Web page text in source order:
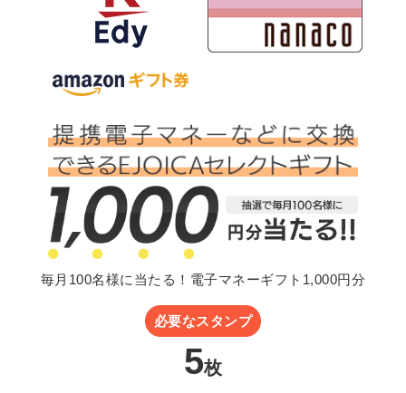
毎月100名様に当たる！電子マネーギフト1,000円分
必要なスタンプ
5枚